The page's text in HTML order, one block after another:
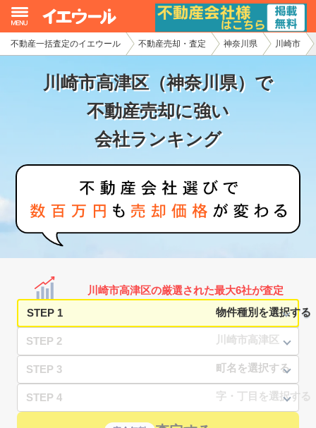
不動産一括査定のイエウール 不動産売却・査定 神奈川県 川崎市
川崎市高津区（神奈川県）で
不動産売却に強い
会社ランキング
川崎市高津区の厳選された最大6社が査定
STEP 1
STEP 2
STEP 3
STEP 4
イエウール加盟希望の不動産会社様
初めての方へ
不動産売却の流れ
家査定シミュレーター
お問い合わせ